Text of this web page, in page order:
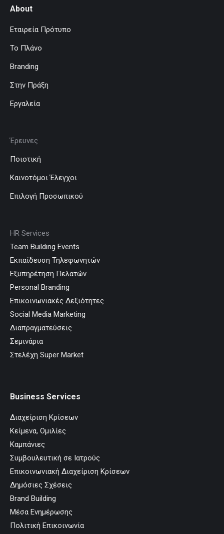
About
Εταιρεία Πρότυπο
Το Πλάνο
Branding
Στην Πράξη
Εργαλεία
Έρευνες
Ποιοτική
Καινοτόμοι Έλεγχοι
Επιλογή Προσωπικού
HR Services
Team Building Events
Εκπαίδευση Τηλεφωνητών
Εξυπηρέτηση Πελατών
Personal Branding
Επικοινωνιακές Δεξιότητες
Social Media Marketing
Διαπραγματεύσεις
Σεμινάρια
Στελέχη Super Market
Business Services
Διαχείριση Κρίσεων
Κείμενα, Ομιλίες
Καμπάνιες
Συμβουλευτική σε Ιατρούς
Επικοινωνιακή Διαχείριση Κρίσεων
Δημόσιες Σχέσεις
Brand Building
Μέσα Ενημέρωσης
Πολιτική Επικοινωνία